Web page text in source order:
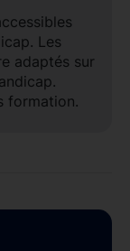
Les
adaptés sur
formation.